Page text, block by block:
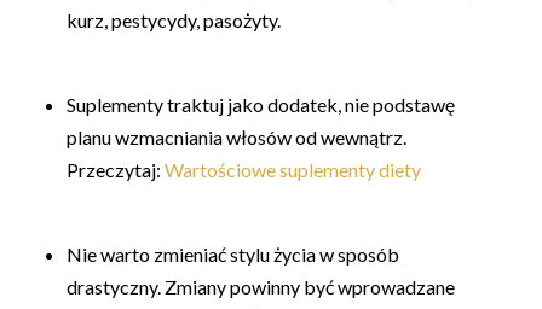
kurz, pestycydy, pasożyty.
Suplementy traktuj jako dodatek, nie podstawę
planu wzmacniania włosów od wewnątrz.
Przeczytaj: Wartościowe suplementy diety
Nie warto zmieniać stylu życia w sposób
drastyczny. Zmiany powinny być wprowadzane